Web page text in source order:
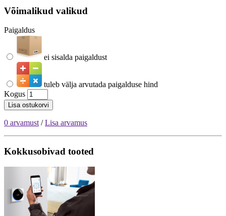
Võimalikud valikud
Paigaldus
ei sisalda paigaldust
tuleb välja arvutada paigalduse hind
Kogus
Lisa ostukorvi
0 arvamust/Lisa arvamus
Kokkusobivad tooted